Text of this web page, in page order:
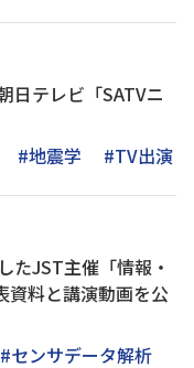
日テレビ「SATVニ
#地震学 #TV出演
たJST主催「情報・
資料と講演動画を公
#センサデータ解析